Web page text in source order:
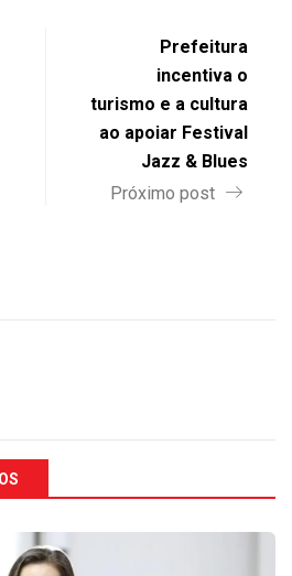
Prefeitura
incentiva o
turismo e a cultura
ao apoiar Festival
Jazz & Blues
Próximo post